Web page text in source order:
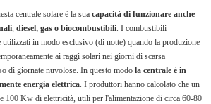
centrale solare è la sua capacità di funzionare anche
, diesel, gas o biocombustibili. I combustibili
utilizzati in modo esclusivo (di notte) quando la produzione
ai raggi solari nei giorni di scarsa
di giornate nuvolose. In questo modo la centrale è in
energia elettrica. I produttori hanno calcolato che un
100 Kw di elettricità, utili per l'alimentazione di circa 60-80